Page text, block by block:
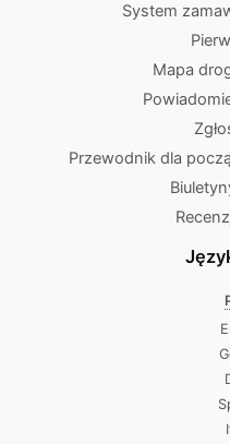
System
Mapa
Przewodnik dla